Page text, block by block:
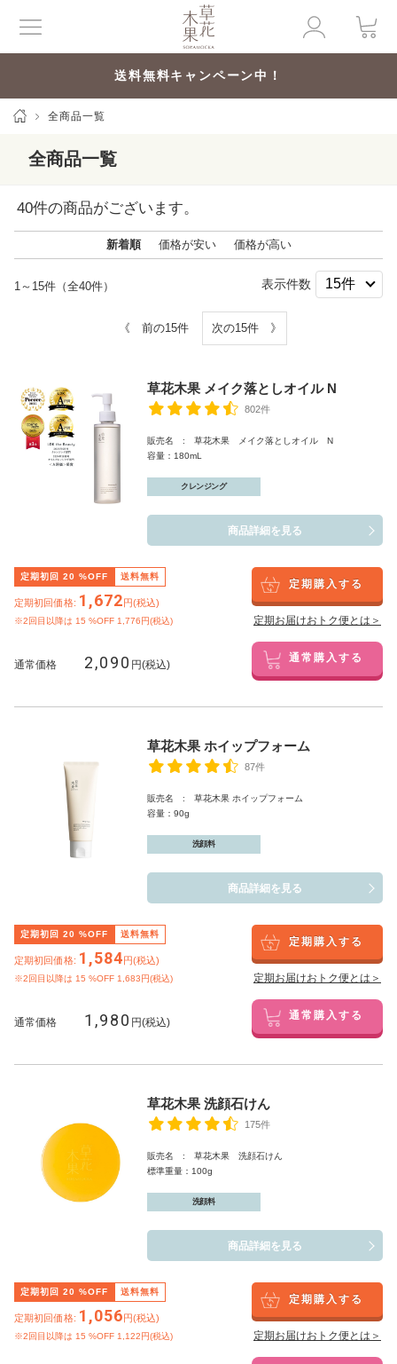
送料無料キャンペーン中！
全商品一覧
全商品一覧
40件の商品がございます。
新着順 価格が安い 価格が高い
1～15件（全40件） 表示件数
《 前の15件 次の15件 》
草花木果 メイク落としオイル N
802件
販売名 : 草花木果 メイク落としオイル N
容量：180mL
クレンジング
商品詳細を見る
定期初回 20 %OFF 送料無料
定期初回価格: 1,672円(税込)
※2回目以降は 15 %OFF 1,776円(税込)
定期購入する
定期お届けおトク便とは＞
通常価格 2,090 円(税込) 通常購入する
草花木果 ホイップフォーム
87件
販売名 : 草花木果 ホイップフォーム
容量：90g
洗顔料
商品詳細を見る
定期初回 20 %OFF 送料無料
定期初回価格: 1,584円(税込)
※2回目以降は 15 %OFF 1,683円(税込)
定期購入する
定期お届けおトク便とは＞
通常価格 1,980 円(税込) 通常購入する
草花木果 洗顔石けん
175件
販売名 : 草花木果 洗顔石けん
標準重量：100g
洗顔料
商品詳細を見る
定期初回 20 %OFF 送料無料
定期初回価格: 1,056円(税込)
※2回目以降は 15 %OFF 1,122円(税込)
定期購入する
定期お届けおトク便とは＞